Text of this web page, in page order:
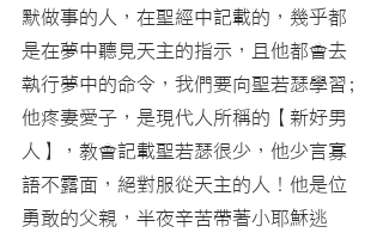
默做事的人，在聖經中記載的，幾乎都
是在夢中聽見天主的指示，且他都會去
執行夢中的命令，我們要向聖若瑟學習;
他疼妻愛子，是現代人所稱的【新好男
人】，教會記載聖若瑟很少，他少言寡
語不露面，絕對服從天主的人！他是位
勇敢的父親，半夜辛苦帶著小耶穌逃